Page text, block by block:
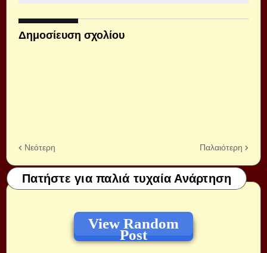
Δημοσίευση σχολίου
Νεότερη Παλαιότερη
Πατήστε για παλιά τυχαία Ανάρτηση
View Random
Post